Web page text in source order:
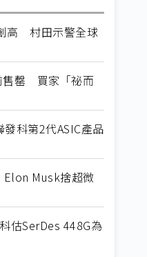
高 村田示警全球
售罄 買家「祕而
科第2代ASIC產品
Musk捨超微
估SerDes 448G為